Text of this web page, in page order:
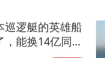
全民健身事业高
WTT瑞典大满贯
巡逻艇的英雄船
，能换14亿同胞